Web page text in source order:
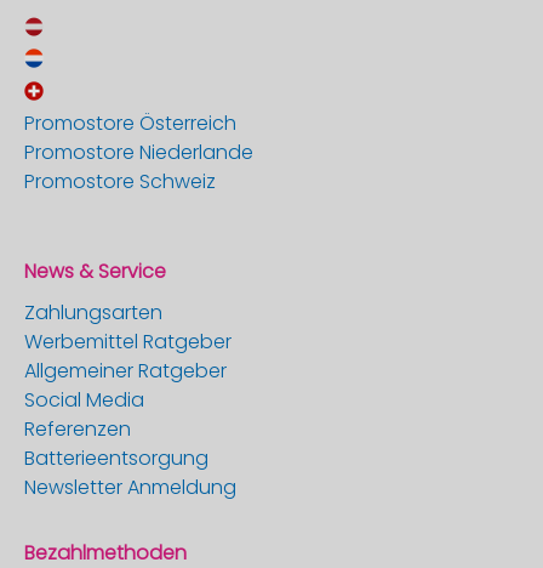
Promostore Österreich
Promostore Niederlande
Promostore Schweiz
News & Service
Zahlungsarten
Werbemittel Ratgeber
Allgemeiner Ratgeber
Social Media
Referenzen
Batterieentsorgung
Newsletter Anmeldung
Bezahlmethoden